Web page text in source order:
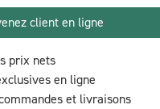
client en ligne
prix nets
en ligne
et livraisons